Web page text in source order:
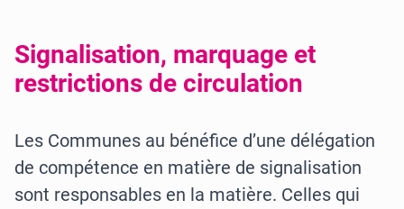
Signalisation, marquage et
restrictions de circulation
Les Communes au bénéfice d’une délégation
de compétence en matière de signalisation
sont responsables en la matière. Celles qui